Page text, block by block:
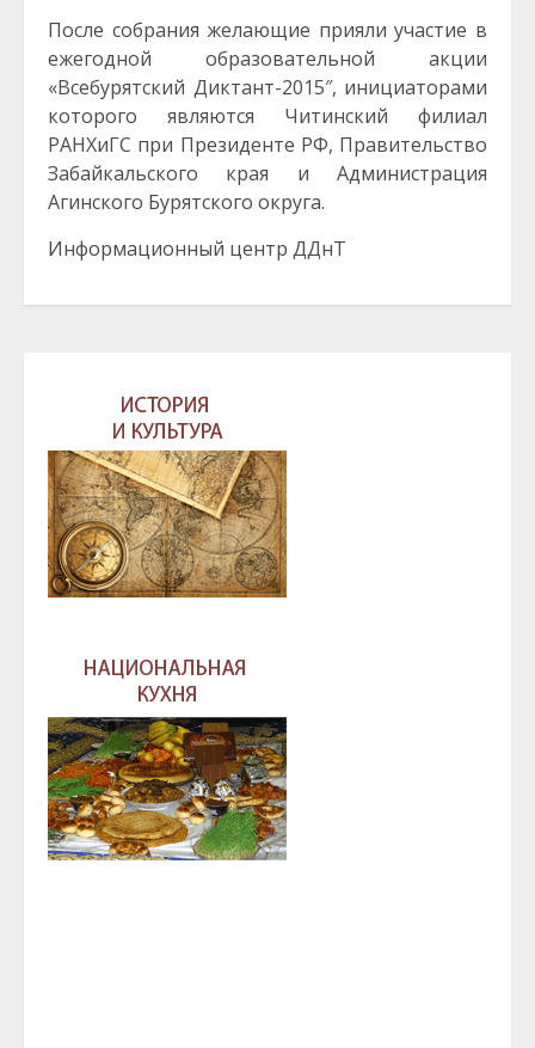
После собрания желающие прияли участие в
ежегодной образовательной акции
«Всебурятский Диктант-2015″, инициаторами
которого являются Читинский филиал
РАНХиГС при Президенте РФ, Правительство
Забайкальского края и Администрация
Агинского Бурятского округа.
Информационный центр ДДнТ